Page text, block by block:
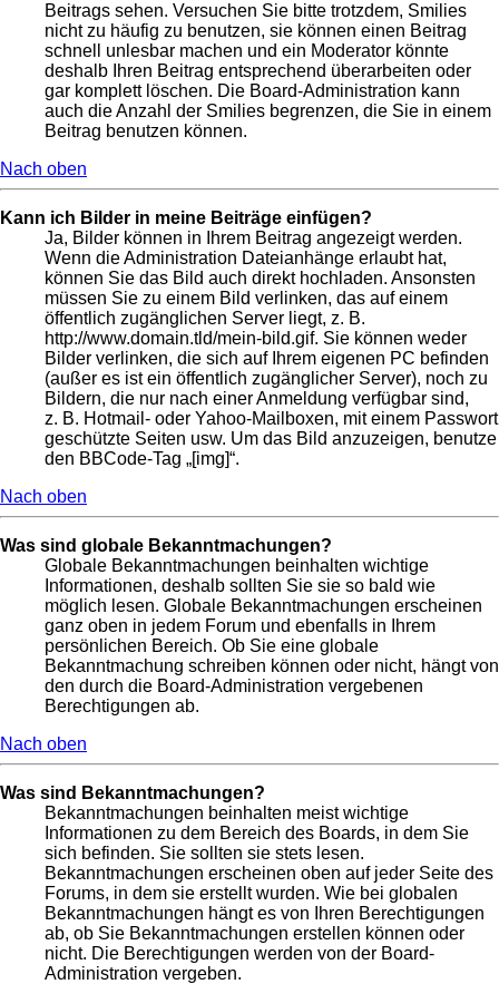
Beitrags sehen. Versuchen Sie bitte trotzdem, Smilies
nicht zu häufig zu benutzen, sie können einen Beitrag
schnell unlesbar machen und ein Moderator könnte
deshalb Ihren Beitrag entsprechend überarbeiten oder
gar komplett löschen. Die Board-Administration kann
auch die Anzahl der Smilies begrenzen, die Sie in einem
Beitrag benutzen können.
Nach oben
Kann ich Bilder in meine Beiträge einfügen?
Ja, Bilder können in Ihrem Beitrag angezeigt werden.
Wenn die Administration Dateianhänge erlaubt hat,
können Sie das Bild auch direkt hochladen. Ansonsten
müssen Sie zu einem Bild verlinken, das auf einem
öffentlich zugänglichen Server liegt, z. B.
http://www.domain.tld/mein-bild.gif. Sie können weder
Bilder verlinken, die sich auf Ihrem eigenen PC befinden
(außer es ist ein öffentlich zugänglicher Server), noch zu
Bildern, die nur nach einer Anmeldung verfügbar sind,
z. B. Hotmail- oder Yahoo-Mailboxen, mit einem Passwort
geschützte Seiten usw. Um das Bild anzuzeigen, benutze
den BBCode-Tag „[img]“.
Nach oben
Was sind globale Bekanntmachungen?
Globale Bekanntmachungen beinhalten wichtige
Informationen, deshalb sollten Sie sie so bald wie
möglich lesen. Globale Bekanntmachungen erscheinen
ganz oben in jedem Forum und ebenfalls in Ihrem
persönlichen Bereich. Ob Sie eine globale
Bekanntmachung schreiben können oder nicht, hängt von
den durch die Board-Administration vergebenen
Berechtigungen ab.
Nach oben
Was sind Bekanntmachungen?
Bekanntmachungen beinhalten meist wichtige
Informationen zu dem Bereich des Boards, in dem Sie
sich befinden. Sie sollten sie stets lesen.
Bekanntmachungen erscheinen oben auf jeder Seite des
Forums, in dem sie erstellt wurden. Wie bei globalen
Bekanntmachungen hängt es von Ihren Berechtigungen
ab, ob Sie Bekanntmachungen erstellen können oder
nicht. Die Berechtigungen werden von der Board-
Administration vergeben.